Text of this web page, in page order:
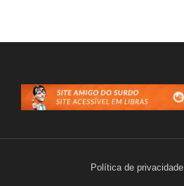
Política de privacidade